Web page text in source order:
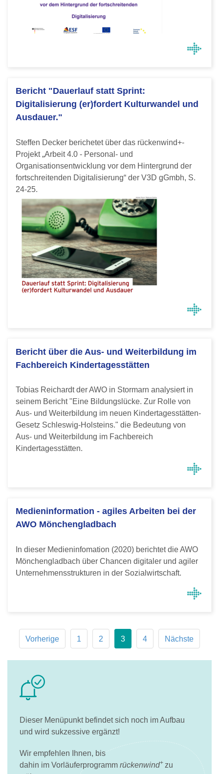
Bericht "Dauerlauf statt Sprint:
Digitalisierung (er)fordert Kulturwandel und
Ausdauer."
Steffen Decker berichetet über das rückenwind+-
Projekt „Arbeit 4.0 - Personal- und
Organisationsentwicklung vor dem Hintergrund der
fortschreitenden Digitalisierung“ der V3D gGmbh, S.
24-25.
Bericht über die Aus- und Weiterbildung im
Fachbereich Kindertagesstätten
Tobias Reichardt der AWO in Stormarn analysiert in
seinem Bericht "Eine Bildungslücke. Zur Rolle von
Aus- und Weiterbildung im neuen Kindertagesstätten-
Gesetz Schleswig-Holsteins." die Bedeutung von
Aus- und Weiterbildung im Fachbereich
Kindertagesstätten.
Medieninformation - agiles Arbeiten bei der
AWO Mönchengladbach
In dieser Medieninfomation (2020) berichtet die AWO
Mönchengladbach über Chancen digitaler und agiler
Unternehmensstrukturen in der Sozialwirtschaft.
Vorherige 1 2 3 4 Nächste
Dieser Menüpunkt befindet sich noch im Aufbau
und wird sukzessive ergänzt!
Wir empfehlen Ihnen, bis
dahin im Vorläuferprogramm rückenwind+ zu